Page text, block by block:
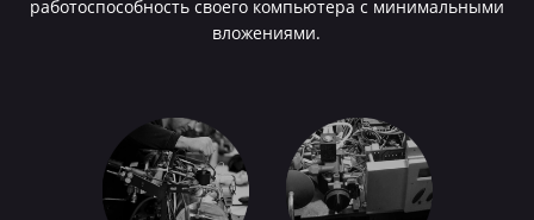
работоспособность своего компьютера с минимальными
вложениями.